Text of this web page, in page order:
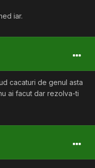
iar.
cacaturi de genul asta
ai facut dar rezolva-ti